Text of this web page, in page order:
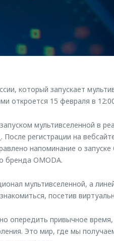
который запускает
откроется 15 февраля в
мультивселенной в
. После регистрации на
напоминание о запуске
бренда OMODA.
мультивселенной, а
посетив
опередить привычное время,
Это мир, где мы